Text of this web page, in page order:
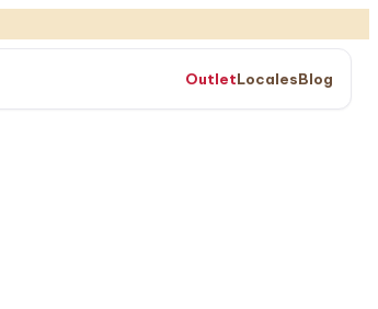
OutletLocalesBlog